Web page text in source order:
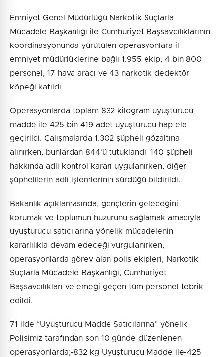
Emniyet Genel Müdürlüğü Narkotik Suçlarla
Mücadele Başkanlığı ile Cumhuriyet Başsavcılıklarının
koordinasyonunda yürütülen operasyonlara il
emniyet müdürlüklerine bağlı 1.955 ekip, 4 bin 800
personel, 17 hava aracı ve 43 narkotik dedektör
köpeği katıldı.
Operasyonlarda toplam 832 kilogram uyuşturucu
madde ile 425 bin 419 adet uyuşturucu hap ele
geçirildi. Çalışmalarda 1.302 şüpheli gözaltına
alınırken, bunlardan 844'ü tutuklandı. 140 şüpheli
hakkında adli kontrol kararı uygulanırken, diğer
şüphelilerin adli işlemlerinin sürdüğü bildirildi.
Bakanlık açıklamasında, gençlerin geleceğini
korumak ve toplumun huzurunu sağlamak amacıyla
uyuşturucu satıcılarına yönelik mücadelenin
kararlılıkla devam edeceği vurgulanırken,
operasyonlarda görev alan polis ekipleri, Narkotik
Suçlarla Mücadele Başkanlığı, Cumhuriyet
Başsavcılıkları ve emeği geçen tüm personel tebrik
edildi.
71 ilde “Uyuşturucu Madde Satıcılarına” yönelik
Polisimiz tarafından son 10 günde düzenlenen
operasyonlarda;-832 kg Uyuşturucu Madde ile-425